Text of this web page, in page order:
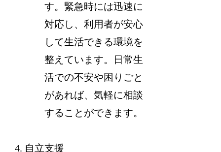
す。緊急時には迅速に
対応し、利用者が安心
して生活できる環境を
整えています。日常生
活での不安や困りごと
があれば、気軽に相談
することができます。
自立支援